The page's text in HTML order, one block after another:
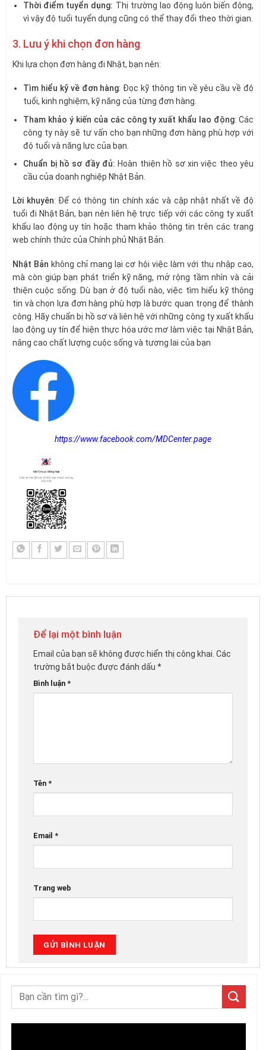
Thời điểm tuyển dụng: Thị trường lao động luôn biến động,
vì vậy độ tuổi tuyển dụng cũng có thể thay đổi theo thời gian.
3. Lưu ý khi chọn đơn hàng
Khi lựa chọn đơn hàng đi Nhật, bạn nên:
Tìm hiểu kỹ về đơn hàng: Đọc kỹ thông tin về yêu cầu về độ
tuổi, kinh nghiệm, kỹ năng của từng đơn hàng.
Tham khảo ý kiến của các công ty xuất khẩu lao động: Các
công ty này sẽ tư vấn cho bạn những đơn hàng phù hợp với
độ tuổi và năng lực của bạn.
Chuẩn bị hồ sơ đầy đủ: Hoàn thiện hồ sơ xin việc theo yêu
cầu của doanh nghiệp Nhật Bản.
Lời khuyên: Để có thông tin chính xác và cập nhật nhất về độ
tuổi đi Nhật Bản, bạn nên liên hệ trực tiếp với các công ty xuất
khẩu lao động uy tín hoặc tham khảo thông tin trên các trang
web chính thức của Chính phủ Nhật Bản.
Nhật Bản không chỉ mang lại cơ hội việc làm với thu nhập cao,
mà còn giúp bạn phát triển kỹ năng, mở rộng tầm nhìn và cải
thiện cuộc sống. Dù bạn ở độ tuổi nào, việc tìm hiểu kỹ thông
tin và chọn lựa đơn hàng phù hợp là bước quan trọng để thành
công. Hãy chuẩn bị hồ sơ và liên hệ với những công ty xuất khẩu
lao động uy tín để hiện thực hóa ước mơ làm việc tại Nhật Bản,
nâng cao chất lượng cuộc sống và tương lai của bạn
https://www.facebook.com/MDCenter.page
Để lại một bình luận
Email của bạn sẽ không được hiển thị công khai. Các
trường bắt buộc được đánh dấu *
Bình luận *
Tên *
Email *
Trang web